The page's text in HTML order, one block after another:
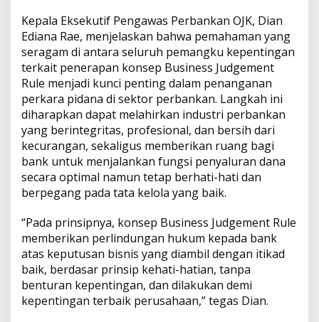
,
T
e
r
a
p
k
a
n
K
o
n
s
e
p
u
s
i
n
e
s
s
Kepala Eksekutif Pengawas Perbankan OJK, Dian
Ediana Rae, menjelaskan bahwa pemahaman yang
seragam di antara seluruh pemangku kepentingan
terkait penerapan konsep Business Judgement
Rule menjadi kunci penting dalam penanganan
perkara pidana di sektor perbankan. Langkah ini
diharapkan dapat melahirkan industri perbankan
yang berintegritas, profesional, dan bersih dari
kecurangan, sekaligus memberikan ruang bagi
bank untuk menjalankan fungsi penyaluran dana
secara optimal namun tetap berhati-hati dan
berpegang pada tata kelola yang baik.
“Pada prinsipnya, konsep Business Judgement Rule
memberikan perlindungan hukum kepada bank
atas keputusan bisnis yang diambil dengan itikad
baik, berdasar prinsip kehati-hatian, tanpa
benturan kepentingan, dan dilakukan demi
kepentingan terbaik perusahaan,” tegas Dian.